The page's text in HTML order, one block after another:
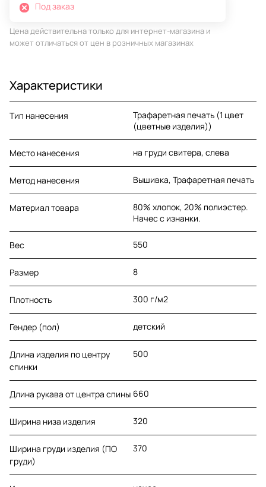
Под заказ
Цена действительна только для интернет-магазина и
может отличаться от цен в розничных магазинах
Характеристики
Тип нанесения
Трафаретная печать (1 цвет
(цветные изделия))
Место нанесения на груди свитера, слева
Метод нанесения Вышивка, Трафаретная печать
Материал товара
80% хлопок, 20% полиэстер.
Начес с изнанки.
Вес 550
Размер 8
Плотность 300 г/м2
Гендер (пол) детский
Длина изделия по центру
спинки
500
Длина рукава от центра спины 660
Ширина низа изделия 320
Ширина груди изделия (ПО
груди)
370